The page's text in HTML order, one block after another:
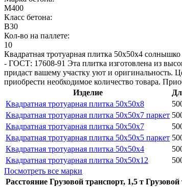
М400
Класс бетона:
В30
Кол-во на паллете:
10
Квадратная тротуарная плитка 50x50x4
- ГОСТ: 17608-91 Эта плитка изготовлена из
придаст вашему участку уют и оригинальность.
приобрести необходимое количество товара.
Изделие
Квадратная тротуарная плитка 50х50х8
Квадратная тротуарная плитка 50х50х7 паркет
Квадратная тротуарная плитка 50х50х7
Квадратная тротуарная плитка 50х50х5 паркет
Квадратная тротуарная плитка 50х50х4
Квадратная тротуарная плитка 50х50х12
Посмотреть все марки
Расстояние Грузовой транспорт, 1,5 т Грузовой